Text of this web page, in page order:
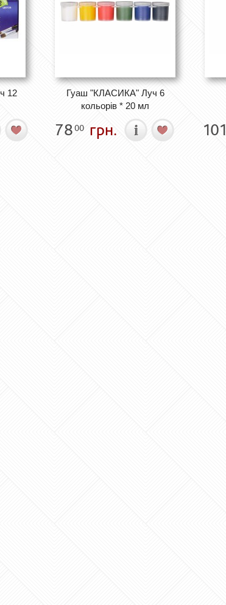
12
Гуаш "КЛАСИКА" Луч 6
кольорів * 20 мл
7800 грн. 101